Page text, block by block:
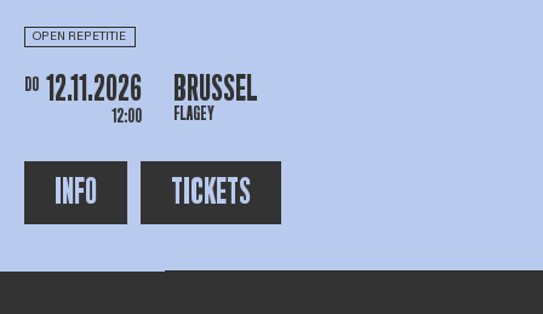
OPEN REPETITIE
DO 12.11.2026
12:00
BRUSSEL
FLAGEY
INFO TICKETS